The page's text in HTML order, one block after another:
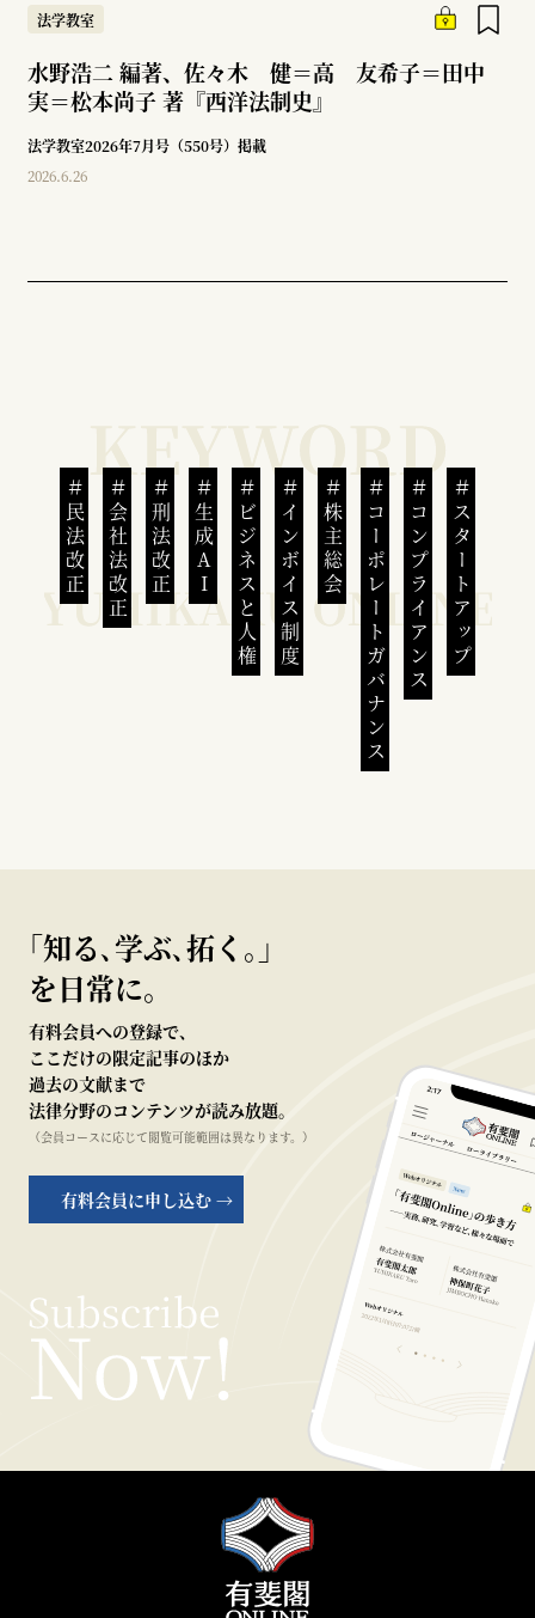
法学教室
水野浩二 編著、佐々木 健＝高 友希子＝田中
実＝松本尚子 著『西洋法制史』
法学教室2026年7月号（550号）掲載
2026.6.26
民法改正 会社法改正 刑法改正 生成AI ビジネスと人権インボイス制度 株主総会 コーポレートガバナンスコンプライアンススタートアップ
｢知る､学ぶ､拓く｡｣
を日常に。
有料会員への登録で、
ここだけの限定記事のほか
過去の文献まで
法律分野のコンテンツが読み放題。
（会員コースに応じて閲覧可能範囲は異なります。）
有料会員に申し込む →